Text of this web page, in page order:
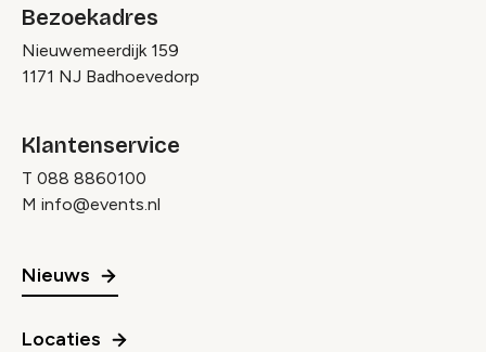
Bezoekadres
Nieuwemeerdijk 159
1171 NJ Badhoevedorp
Klantenservice
T 088 8860100
M info@events.nl
Nieuws
Locaties